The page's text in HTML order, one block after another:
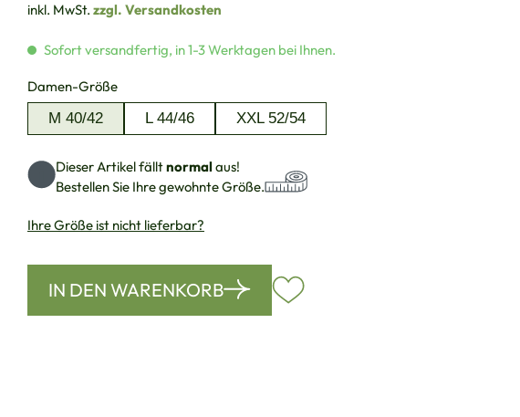
inkl. MwSt. zzgl. Versandkosten
Sofort versandfertig, in 1-3 Werktagen bei Ihnen.
Damen-Größeauswählen
M 40/42
L 44/46 XXL 52/54
Dieser Artikel fälltnormalaus!
Bestellen Sie Ihre gewohnte Größe.
Ihre Größe ist nicht lieferbar?
IN DEN WARENKORB